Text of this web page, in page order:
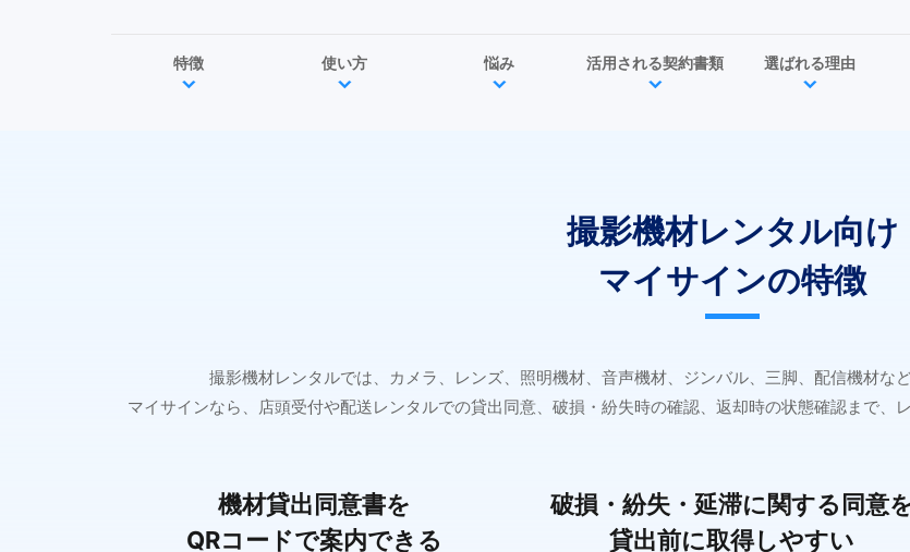
特徴 使い方 悩み 活用される契約書類 選ばれる理由
撮影機材レンタル向け
マイサインの特徴
撮影機材レンタルでは、カメラ、レンズ、照明機材、音声機材、ジンバル、三脚、配信機材な
マイサインなら、店頭受付や配送レンタルでの貸出同意、破損・紛失時の確認、返却時の状態確認まで、
機材貸出同意書を
QRコードで案内できる
破損・紛失・延滞に関する同意
貸出前に取得しやすい